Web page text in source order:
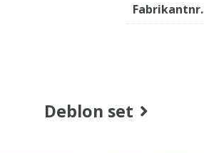
Fabrikantnr.
Deblon set